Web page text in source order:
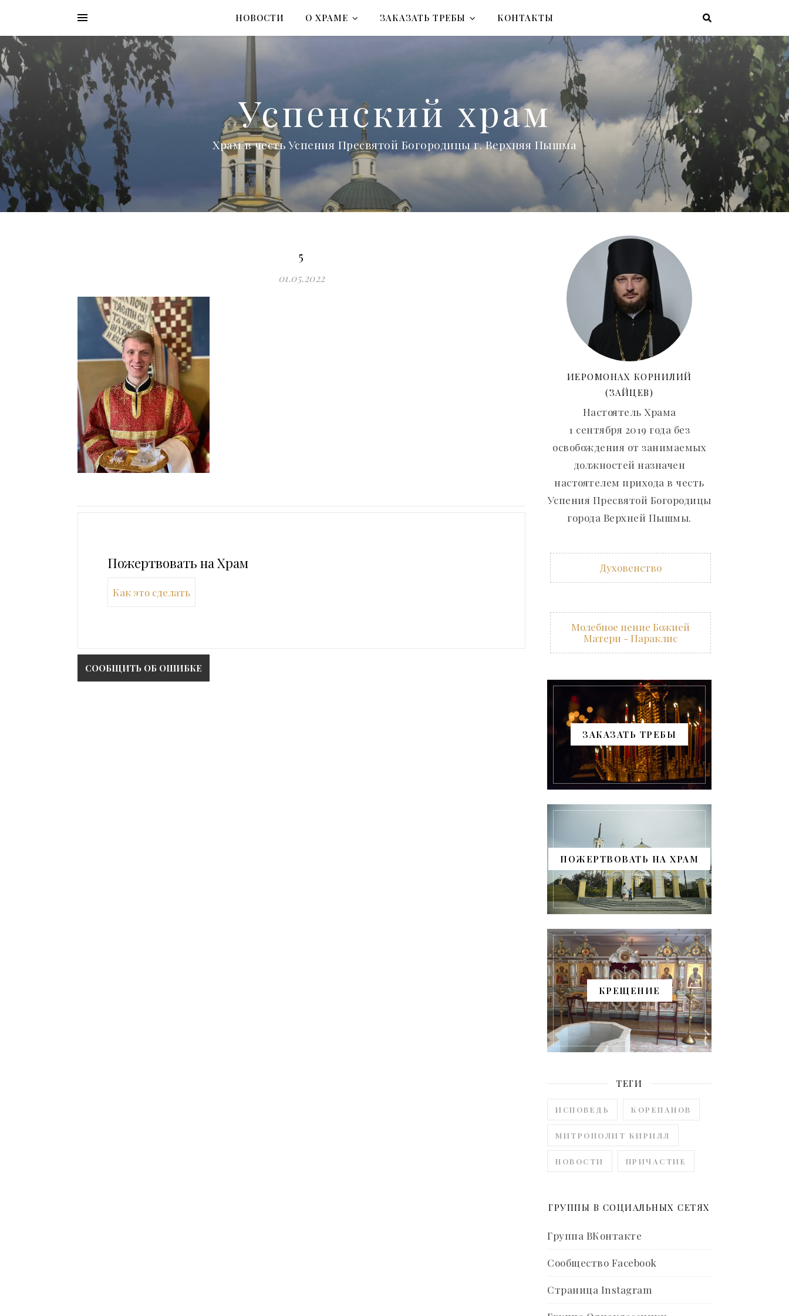
НОВОСТИ О ХРАМЕ ЗАКАЗАТЬ ТРЕБЫ КОНТАКТЫ
Успенский храм
Храм в честь Успения Пресвятой Богородицы г. Верхняя Пышма
5
01.05.2022
Пожертвовать на Храм
Как это сделать
ИЕРОМОНАХ КОРНИЛИЙ
(ЗАЙЦЕВ)
Настоятель Храма
1 сентября 2019 года без
освобождения от занимаемых
должностей назначен
настоятелем прихода в честь
Успения Пресвятой Богородицы
города Верхней Пышмы.
Духовенство
Молебное пение Божией
Матери - Параклис
ЗАКАЗАТЬ ТРЕБЫ
ПОЖЕРТВОВАТЬ НА ХРАМ
КРЕЩЕНИЕ
ТЕГИ
ИСПОВЕДЬ КОРЕПАНОВ
МИТРОПОЛИТ КИРИЛЛ
НОВОСТИ ПРИЧАСТИЕ
ГРУППЫ В СОЦИАЛЬНЫХ СЕТЯХ
Группа ВКонтакте
Сообщество Facebook
Страница Instagram